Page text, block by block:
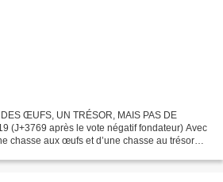
ŒUFS, UN TRÉSOR, MAIS PAS DE
(J+3769 après le vote négatif fondateur) Avec
chasse aux œufs et d’une chasse au trésor